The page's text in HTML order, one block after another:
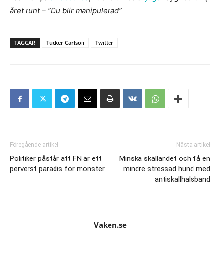
året runt – ”Du blir manipulerad”
TAGGAR Tucker Carlson Twitter
Föregående artikel
Politiker påstår att FN är ett
perverst paradis för monster
Nästa artikel
Minska skällandet och få en
mindre stressad hund med
antiskallhalsband
Vaken.se